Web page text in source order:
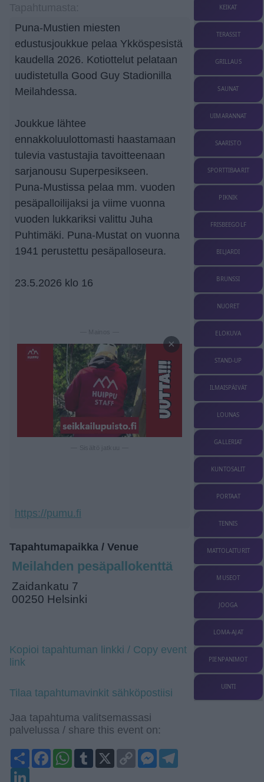
Puna-Mustien miesten
edustusjoukkue pelaa Ykköspesistä
kaudella 2026. Kotiottelut pelataan
uudistetulla Good Guy Stadionilla
Meilahdessa.
Joukkue lähtee
ennakkoluulottomasti haastamaan
tulevia vastustajia tavoitteenaan
sarjanousu Superpesikseen.
Puna-Mustissa pelaa mm. vuoden
pesäpalloilijaksi ja viime vuonna
vuoden lukkariksi valittu Juha
Puhtimäki. Puna-Mustat on vuonna
1941 perustettu pesäpalloseura.
23.5.2026 klo 16
— Mainos —
×
https://pumu.fi
Tapahtumapaikka / Venue
Meilahden pesäpallokenttä
Zaidankatu 7
00250 Helsinki
Kopioi tapahtuman linkki / Copy event
link
Tilaa tapahtumavinkit sähköpostiisi
Jaa tapahtuma valitsemassasi
palvelussa / share this event on:
ShareFacebook
WhatsApp
Tumblr
Copy
Link
Messenger
KEIKAT
TERASSIT
GRILLAUS
SAUNAT
UIMARANNAT
SAARISTO
SPORTTIBAARIT
PIKNIK
FRISBEEGOLF
BILJARDI
BRUNSSI
NUORET
ELOKUVA
STAND-UP
ILMAISPÄIVÄT
LOUNAS
GALLERIAT
KUNTOSALIT
PORTAAT
TENNIS
MATTOLAITURIT
MUSEOT
JOOGA
LOMA-AJAT
PIENPANIMOT
UINTI